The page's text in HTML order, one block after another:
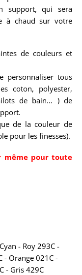
support, qui sera
à chaud sur votre
de couleurs et
personnaliser tous
coton, polyester,
de bain… ) de
de la couleur de
pour les finesses).
même pour toute
- Roy 293C -
- Orange 021C -
- Gris 429C